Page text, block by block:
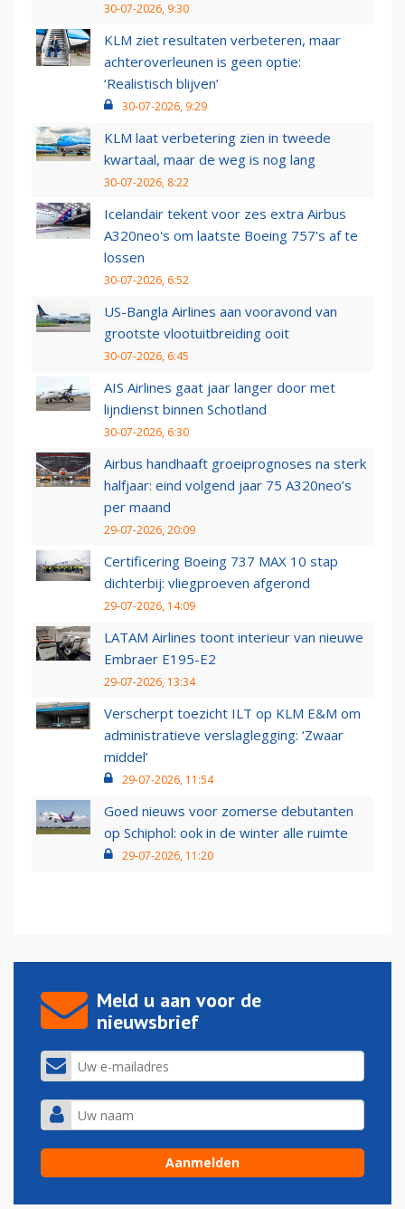
30-07-2026, 9:30
KLM ziet resultaten verbeteren, maar
achteroverleunen is geen optie:
‘Realistisch blijven’
30-07-2026, 9:29
KLM laat verbetering zien in tweede
kwartaal, maar de weg is nog lang
30-07-2026, 8:22
Icelandair tekent voor zes extra Airbus
A320neo's om laatste Boeing 757's af te
lossen
30-07-2026, 6:52
US-Bangla Airlines aan vooravond van
grootste vlootuitbreiding ooit
30-07-2026, 6:45
AIS Airlines gaat jaar langer door met
lijndienst binnen Schotland
30-07-2026, 6:30
Airbus handhaaft groeiprognoses na sterk
halfjaar: eind volgend jaar 75 A320neo’s
per maand
29-07-2026, 20:09
Certificering Boeing 737 MAX 10 stap
dichterbij: vliegproeven afgerond
29-07-2026, 14:09
LATAM Airlines toont interieur van nieuwe
Embraer E195-E2
29-07-2026, 13:34
Verscherpt toezicht ILT op KLM E&M om
administratieve verslaglegging: ‘Zwaar
middel’
29-07-2026, 11:54
Goed nieuws voor zomerse debutanten
op Schiphol: ook in de winter alle ruimte
29-07-2026, 11:20
Meld u aan voor de
nieuwsbrief